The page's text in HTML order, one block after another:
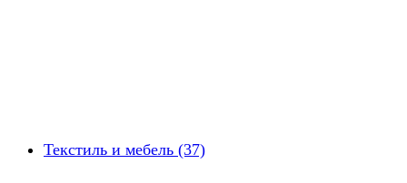
Текстиль и мебель (37)